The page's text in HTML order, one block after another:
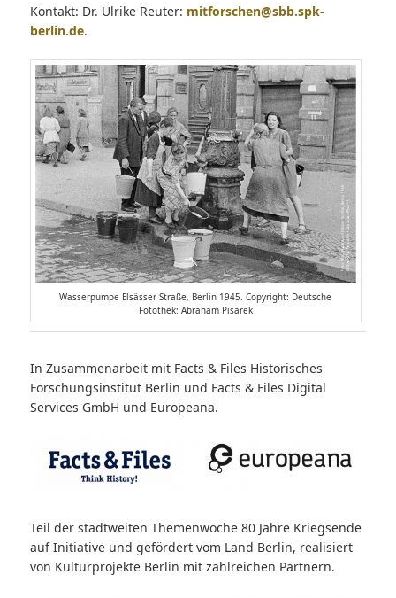
Kontakt: Dr. Ulrike Reuter: mitforschen@sbb.spk-
berlin.de.
Wasserpumpe Elsässer Straße, Berlin 1945. Copyright: Deutsche
Fotothek: Abraham Pisarek
In Zusammenarbeit mit Facts & Files Historisches
Forschungsinstitut Berlin und Facts & Files Digital
Services GmbH und Europeana.
Teil der stadtweiten Themenwoche 80 Jahre Kriegsende
auf Initiative und gefördert vom Land Berlin, realisiert
von Kulturprojekte Berlin mit zahlreichen Partnern.